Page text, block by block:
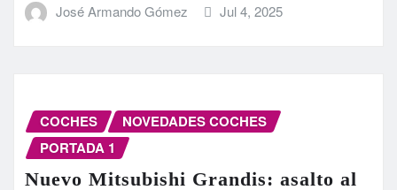
José Armando Gómez Jul 4, 2025
COCHES
NOVEDADES COCHES
PORTADA 1
Nuevo Mitsubishi Grandis: asalto al